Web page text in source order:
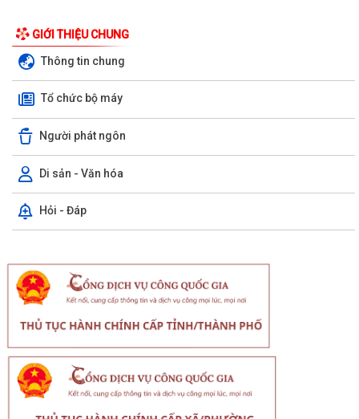
GIỚI THIỆU CHUNG
Thông tin chung
Tổ chức bộ máy
Người phát ngôn
Di sản - Văn hóa
Hỏi - Đáp